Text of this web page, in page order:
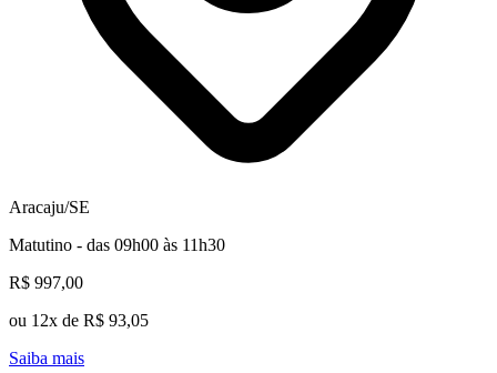
Aracaju/SE
Matutino - das 09h00 às 11h30
R$ 997,00
ou 12x de R$ 93,05
Saiba mais